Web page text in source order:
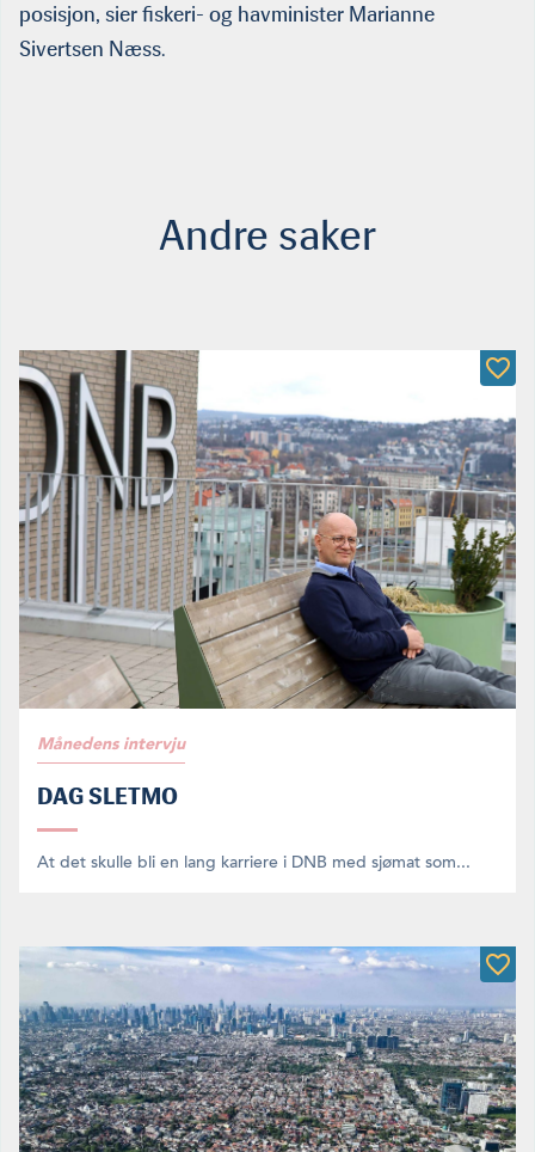
posisjon, sier fiskeri- og havminister Marianne
Sivertsen Næss.
Andre saker
Månedens intervju
DAG SLETMO
At det skulle bli en lang karriere i DNB med sjømat som...